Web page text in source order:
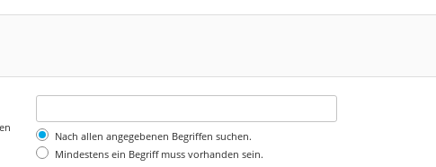
Nach allen angegebenen Begriffen suchen.
Mindestens ein Begriff muss vorhanden sein.